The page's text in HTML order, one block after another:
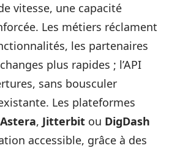
vitesse, une capacité
Les métiers réclament
les partenaires
plus rapides ; l’API
sans bousculer
Les plateformes
Astera, Jitterbit ou DigDash
accessible, grâce à des